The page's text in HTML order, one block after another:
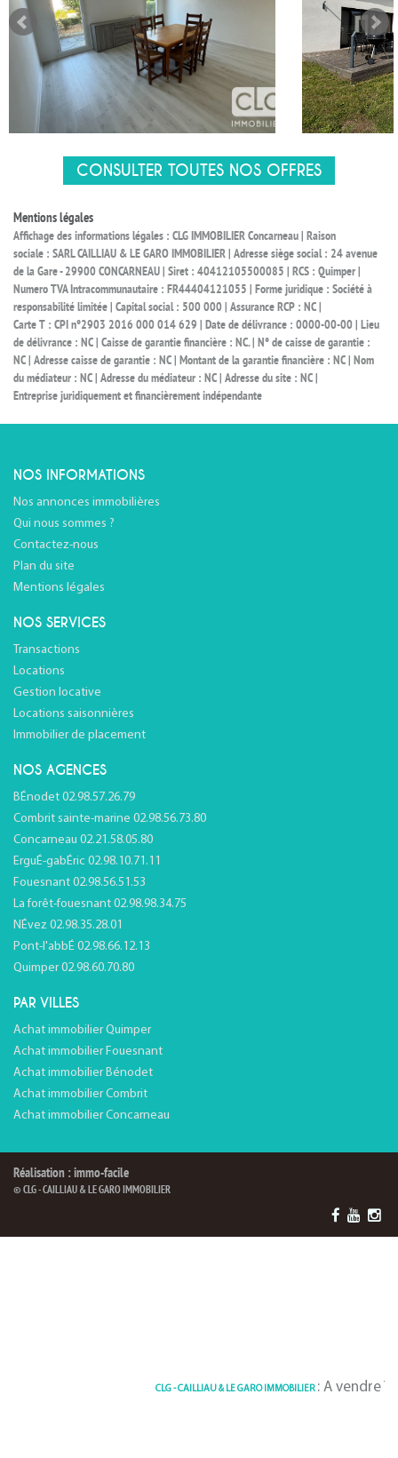
CONSULTER TOUTES NOS OFFRES
Mentions légales
Affichage des informations légales : CLG IMMOBILIER Concarneau | Raison
sociale : SARL CAILLIAU & LE GARO IMMOBILIER | Adresse siège social : 24 avenue
de la Gare - 29900 CONCARNEAU | Siret : 40412105500085 | RCS : Quimper |
Numero TVA Intracommunautaire : FR44404121055 | Forme juridique : Société à
responsabilité limitée | Capital social : 500 000 | Assurance RCP : NC |
Carte T : CPI n°2903 2016 000 014 629 | Date de délivrance : 0000-00-00 | Lieu
de délivrance : NC | Caisse de garantie financière : NC. | N° de caisse de garantie :
NC | Adresse caisse de garantie : NC | Montant de la garantie financière : NC | Nom
du médiateur : NC | Adresse du médiateur : NC | Adresse du site : NC |
Entreprise juridiquement et financièrement indépendante
NOS INFORMATIONS
Nos annonces immobilières
Qui nous sommes ?
Contactez-nous
Plan du site
Mentions légales
NOS SERVICES
Transactions
Locations
Gestion locative
Locations saisonnières
Immobilier de placement
NOS AGENCES
BÉnodet 02.98.57.26.79
Combrit sainte-marine 02.98.56.73.80
Concarneau 02.21.58.05.80
ErguÉ-gabÉric 02.98.10.71.11
Fouesnant 02.98.56.51.53
La forêt-fouesnant 02.98.98.34.75
NÉvez 02.98.35.28.01
Pont-l'abbÉ 02.98.66.12.13
Quimper 02.98.60.70.80
PAR VILLES
Achat immobilier Quimper
Achat immobilier Fouesnant
Achat immobilier Bénodet
Achat immobilier Combrit
Achat immobilier Concarneau
Réalisation : immo-facile
© CLG - CAILLIAU & LE GARO IMMOBILIER
CLG - CAILLIAU & LE GARO IMMOBILIER: A vendre Terrain